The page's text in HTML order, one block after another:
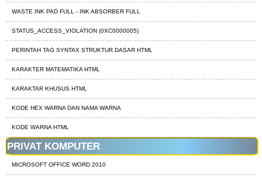
WASTE INK PAD FULL - INK ABSORBER FULL
STATUS_ACCESS_VIOLATION (0XC0000005)
PERINTAH TAG SYNTAX STRUKTUR DASAR HTML
KARAKTER MATEMATIKA HTML
KARAKTAR KHUSUS HTML
KODE HEX WARNA DAN NAMA WARNA
KODE WARNA HTML
PRIVAT KOMPUTER
MICROSOFT OFFICE WORD 2010